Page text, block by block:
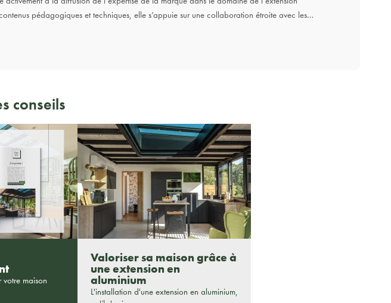
pédagogiques et techniques, elle s’appuie sur une collaboration étroite avec les…
conseils
maison
Valoriser sa maison grâce à
une extension en
aluminium
L'installation d'une extension en aluminium,